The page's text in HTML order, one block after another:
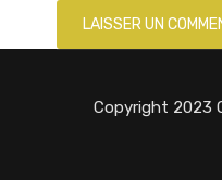
Copyright 2023